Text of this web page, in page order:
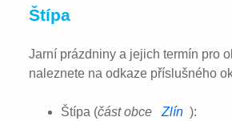
Štípa
Jarní prázdniny a jejich termín pro
naleznete na odkaze příslušného
Štípa (část obce Zlín ):